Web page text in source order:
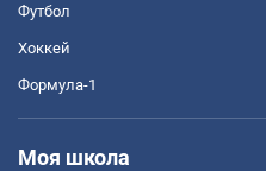
Футбол
Хоккей
Формула-1
Моя школа